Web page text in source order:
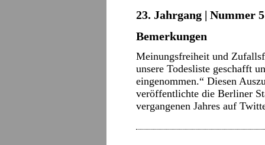
23. Jahrgang | Nummer
Bemerkungen
Meinungsfreiheit und
unsere Todesliste geschafft
eingenommen.“ Diesen
veröffentlichte die Berliner
vergangenen Jahres auf